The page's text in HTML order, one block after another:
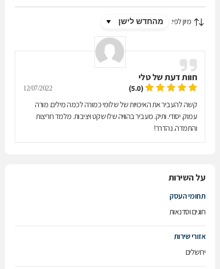
מיון לפי:
חוות דעת שלטלי
(5.0)
12/07/2022
קשה להעביר את האיכויות של שלומי כמורה לכמה מילים. מורה
עמוק. יסודי. ותיק. מעביר בהוויה שלו שקט ויציבות. מלמד חריצות
והתמדה. נהדרר!
על השירות
תחומי העסק
חוגים וסדנאות
אזורי שירות
ירושלים